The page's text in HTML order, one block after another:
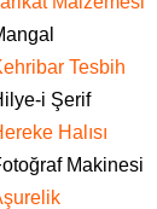
Tesbih
i Şerif
Halısı
Makinesi